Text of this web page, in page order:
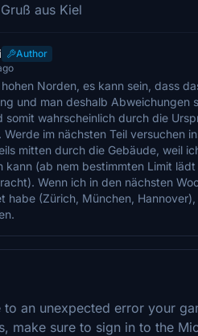
aus Kiel
Author
Norden, es kann sein, dass
und man deshalb Abweichungen
somit wahrscheinlich durch die
Werde im nächsten Teil versuchen
mitten durch die Gebäude, weil
kann (ab nem bestimmten Limit
Wenn ich in den nächsten
habe (Zürich, München,
to an unexpected error your
make sure to sign in to the